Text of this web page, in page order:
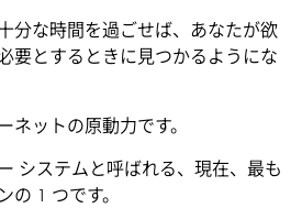
分な時間を過ごせば、あなたが欲
要とするときに見つかるようにな
ネットの原動力です。
システムと呼ばれる、現在、最も
の 1 つです。